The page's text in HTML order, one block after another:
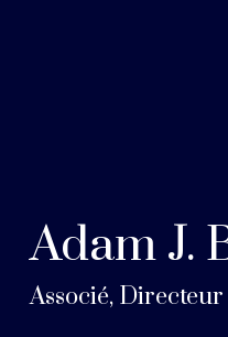
Adam J.
Associé,